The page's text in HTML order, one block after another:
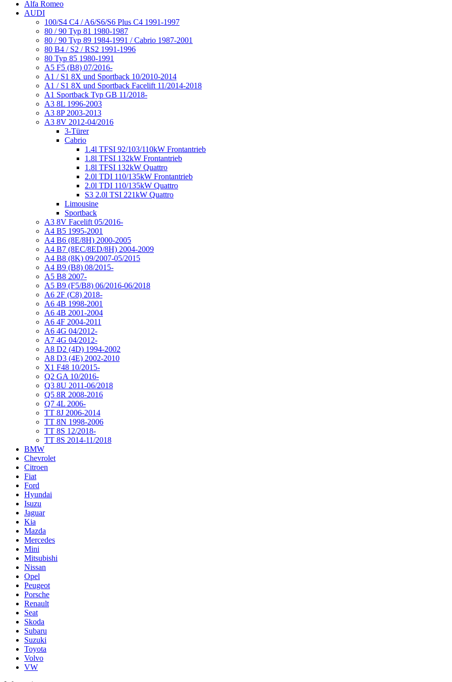
Alfa Romeo
AUDI
100/S4 C4 / A6/S6/S6 Plus C4 1991-1997
80 / 90 Typ 81 1980-1987
80 / 90 Typ 89 1984-1991 / Cabrio 1987-2001
80 B4 / S2 / RS2 1991-1996
80 Typ 85 1980-1991
A5 F5 (B8) 07/2016-
A1 / S1 8X und Sportback 10/2010-2014
A1 / S1 8X und Sportback Facelift 11/2014-2018
A1 Sportback Typ GB 11/2018-
A3 8L 1996-2003
A3 8P 2003-2013
A3 8V 2012-04/2016
3-Türer
Cabrio
1.4l TFSI 92/103/110kW Frontantrieb
1.8l TFSI 132kW Frontantrieb
1.8l TFSI 132kW Quattro
2.0l TDI 110/135kW Frontantrieb
2.0l TDI 110/135kW Quattro
S3 2.0l TSI 221kW Quattro
Limousine
Sportback
A3 8V Facelift 05/2016-
A4 B5 1995-2001
A4 B6 (8E/8H) 2000-2005
A4 B7 (8EC/8ED/8H) 2004-2009
A4 B8 (8K) 09/2007-05/2015
A4 B9 (B8) 08/2015-
A5 B8 2007-
A5 B9 (F5/B8) 06/2016-06/2018
A6 2F (C8) 2018-
A6 4B 1998-2001
A6 4B 2001-2004
A6 4F 2004-2011
A6 4G 04/2012-
A7 4G 04/2012-
A8 D2 (4D) 1994-2002
A8 D3 (4E) 2002-2010
X1 F48 10/2015-
Q2 GA 10/2016-
Q3 8U 2011-06/2018
Q5 8R 2008-2016
Q7 4L 2006-
TT 8J 2006-2014
TT 8N 1998-2006
TT 8S 12/2018-
TT 8S 2014-11/2018
BMW
Chevrolet
Citroen
Fiat
Ford
Hyundai
Isuzu
Jaguar
Kia
Mazda
Mercedes
Mini
Mitsubishi
Nissan
Opel
Peugeot
Porsche
Renault
Seat
Skoda
Subaru
Suzuki
Toyota
Volvo
VW